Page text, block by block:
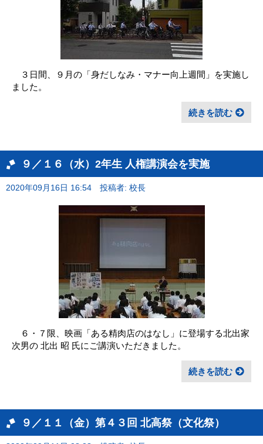
３日間、９月の「身だしなみ・マナー向上週間」を実施し
ました。
続きを読む
９／１６（水）2年生 人権講演会を実施
2020年09月16日 16:54 投稿者: 校長
６・７限、映画「ある精肉店のはなし」に登場する北出家
次男の 北出 昭 氏にご講演いただきました。
続きを読む
９／１１（金）第４３回 北高祭（文化祭）